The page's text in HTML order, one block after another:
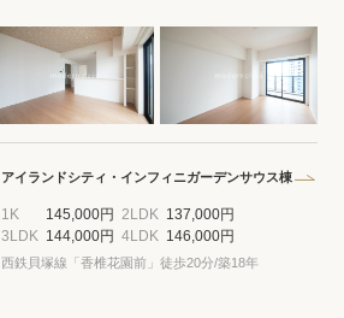
アイランドシティ・インフィニガーデンサウス棟
1K 145,000円 2LDK 137,000円
3LDK 144,000円 4LDK 146,000円
西鉄貝塚線「香椎花園前」徒歩20分/築18年